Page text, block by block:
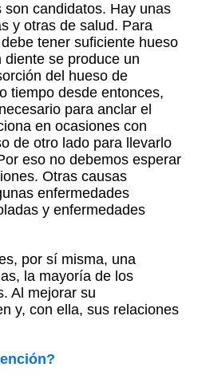
candidatos. Hay unas
y otras de salud. Para
tener suficiente hueso
diente se produce un
del hueso de
tiempo desde entonces,
para anclar el
en ocasiones con
de otro lado para llevarlo
eso no debemos esperar
Otras causas
enfermedades
y enfermedades
por sí misma, una
la mayoría de los
Al mejorar su
y, con ella, sus relaciones